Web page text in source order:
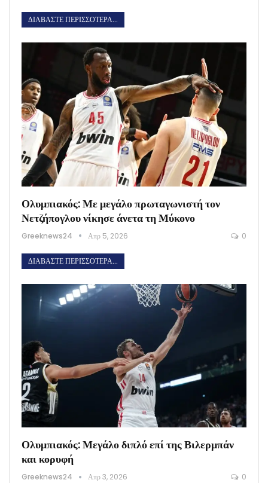
ΔΙΑΒΆΣΤΕ ΠΕΡΙΣΣΌΤΕΡΑ...
Ολυμπιακός: Με μεγάλο πρωταγωνιστή τον
Νετζήπογλου νίκησε άνετα τη Μύκονο
Greeknews24 Απρ 5, 2026 0
ΔΙΑΒΆΣΤΕ ΠΕΡΙΣΣΌΤΕΡΑ...
Ολυμπιακός: Μεγάλο διπλό επί της Βιλερμπάν
και κορυφή
Greeknews24 Απρ 3, 2026 0